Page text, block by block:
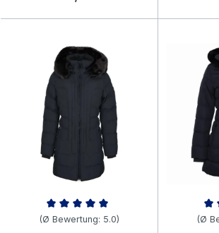
Durchschnittliche Bewertung von 5 von 5
(Ø Bewertung: 5.0) (Ø